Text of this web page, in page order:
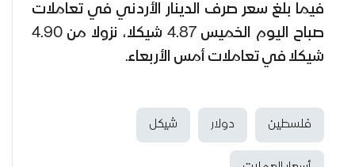
فيما بلغ سعر صرف الدينار الأردني في تعاملات
صباح اليوم الخميس 4.87 شيكلا، نزولا من 4.90
شيكلا في تعاملات أمس الأربعاء.
فلسطين دولار شيكل